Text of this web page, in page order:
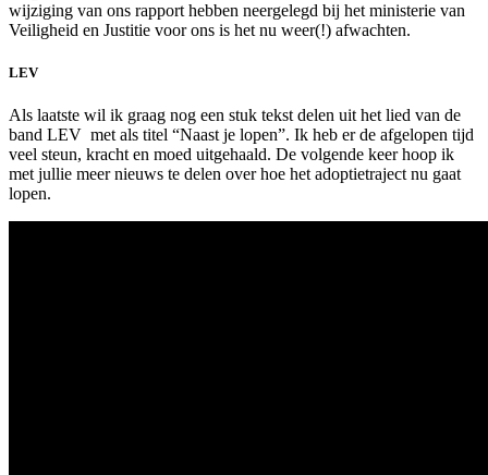
wijziging van ons rapport hebben neergelegd bij het ministerie van
Veiligheid en Justitie voor ons is het nu weer(!) afwachten.
LEV
Als laatste wil ik graag nog een stuk tekst delen uit het lied van de
band LEV met als titel “Naast je lopen”. Ik heb er de afgelopen tijd
veel steun, kracht en moed uitgehaald. De volgende keer hoop ik
met jullie meer nieuws te delen over hoe het adoptietraject nu gaat
lopen.